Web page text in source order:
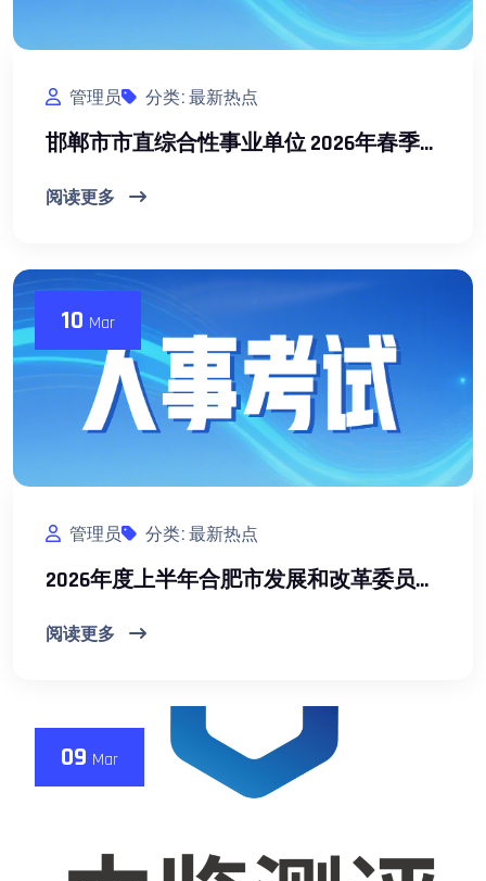
管理员 分类: 最新热点
邯郸市市直综合性事业单位 2026年春季博硕人才选聘公告
阅读更多
10 Mar
管理员 分类: 最新热点
2026年度上半年合肥市发展和改革委员会公开招聘事业单位工作人员公告
阅读更多
09 Mar